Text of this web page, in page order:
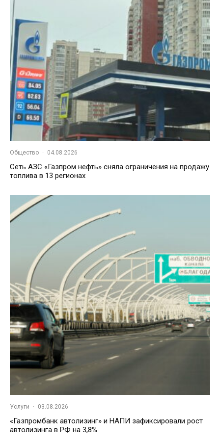
Общество · 04.08.2026
Сеть АЗС «Газпром нефть» сняла ограничения на продажу
топлива в 13 регионах
Услуги · 03.08.2026
«Газпромбанк автолизинг» и НАПИ зафиксировали рост
автолизинга в РФ на 3,8%